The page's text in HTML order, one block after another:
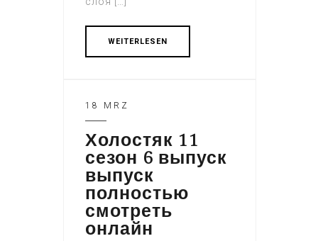
WEITERLESEN
18 MRZ
Холостяк 11
сезон 6 выпуск
выпуск
полностью
смотреть
онлайн